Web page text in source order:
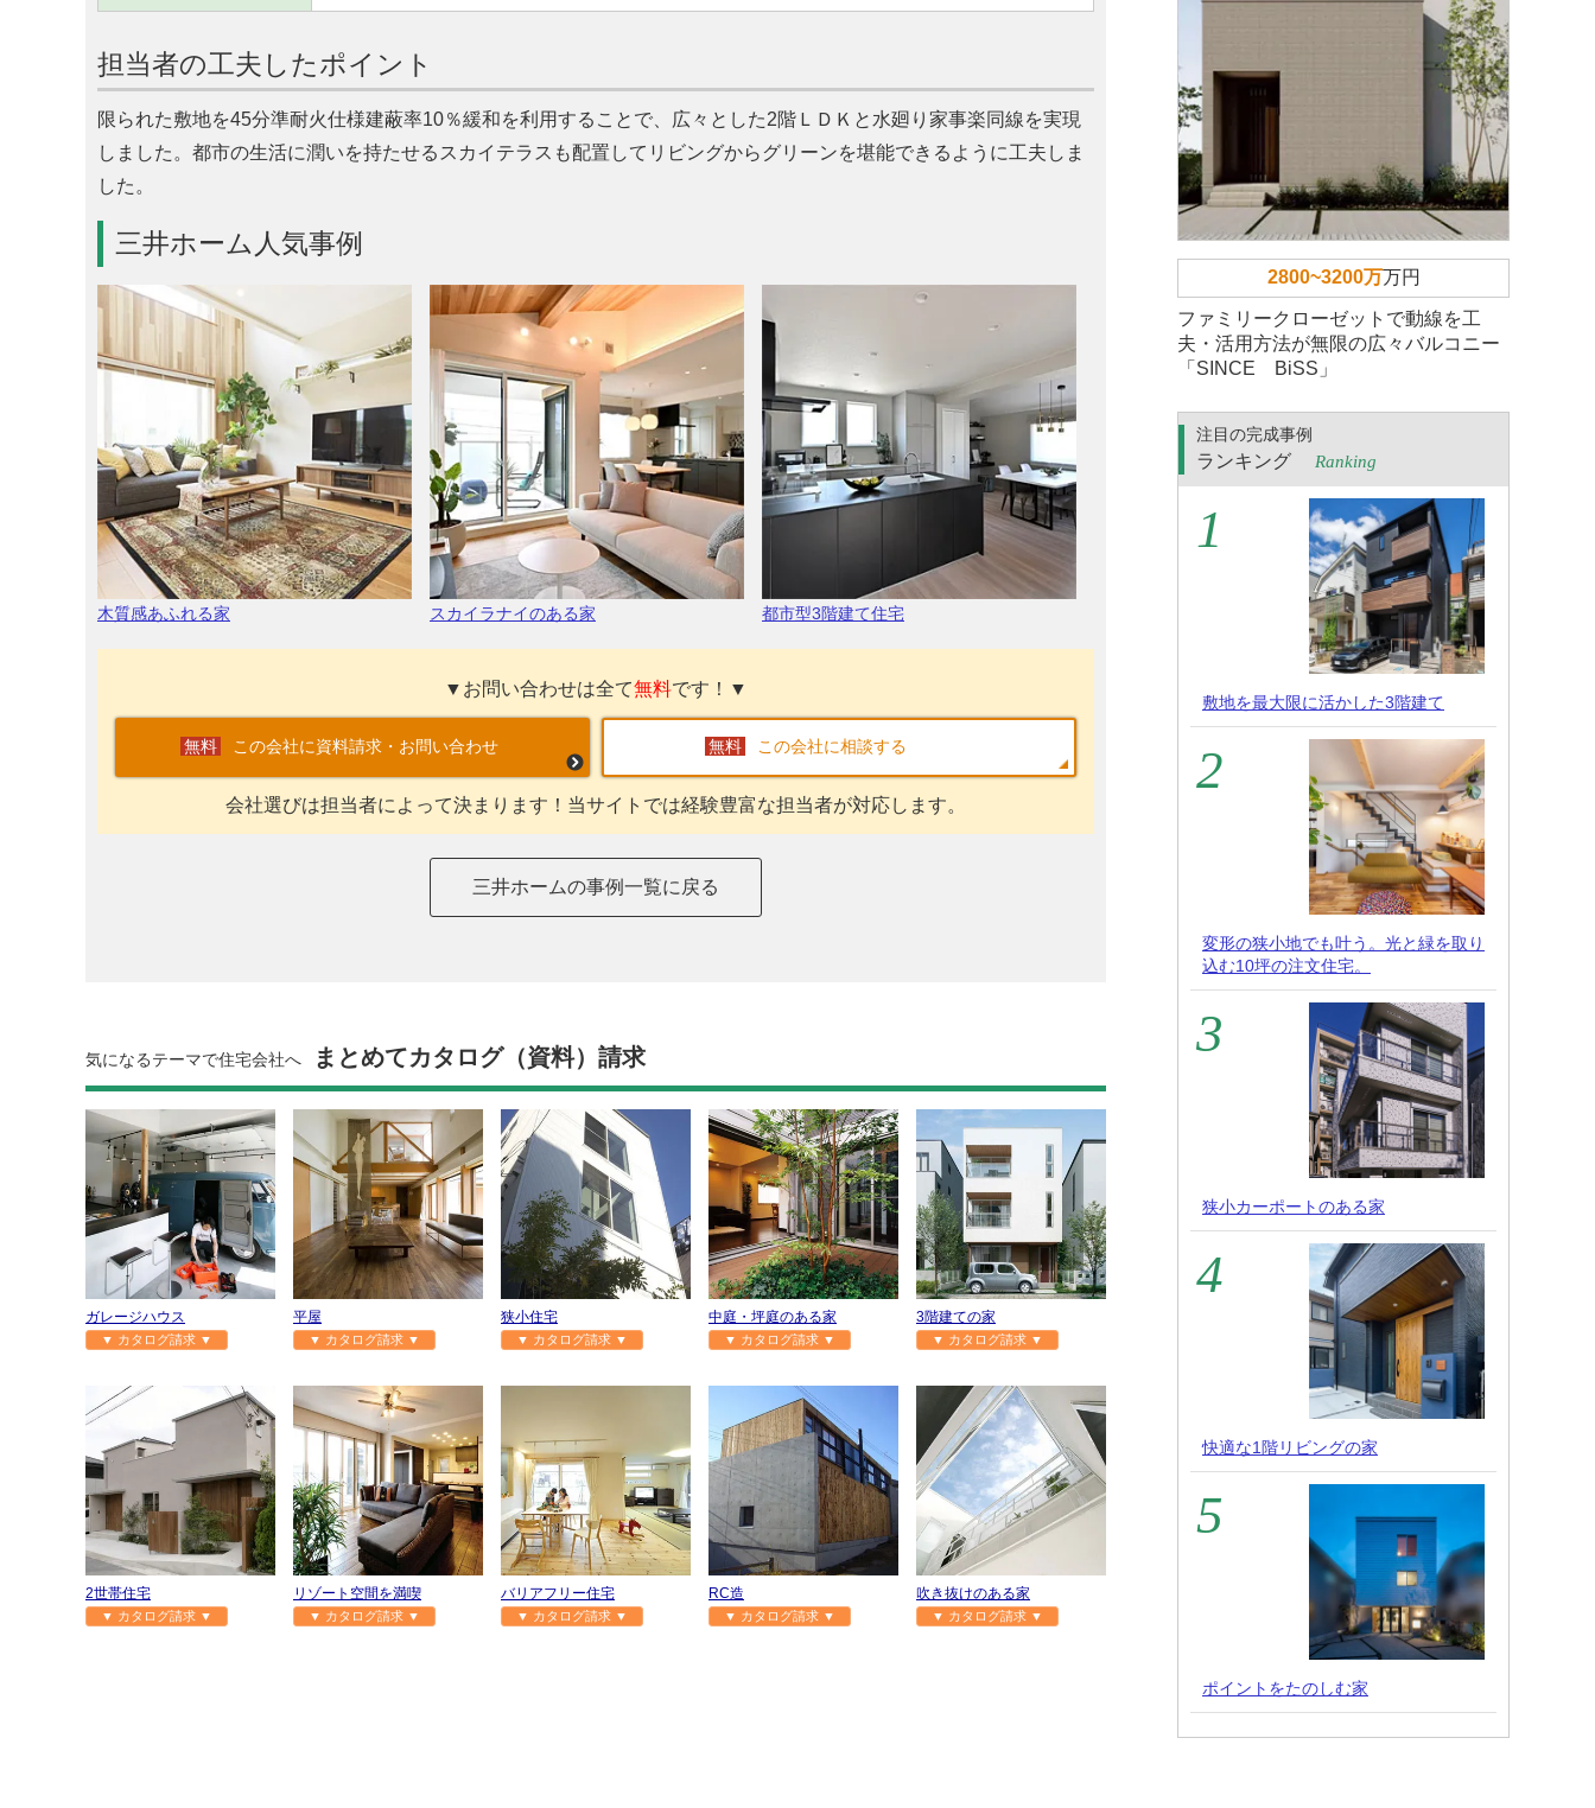
担当者の工夫したポイント
限られた敷地を45分準耐火仕様建蔽率10％緩和を利用することで、広々とした2階ＬＤＫと水廻り家事楽同線を実現
しました。都市の生活に潤いを持たせるスカイテラスも配置してリビングからグリーンを堪能できるように工夫しま
した。
三井ホーム人気事例
木質感あふれる家 スカイラナイのある家 都市型3階建て住宅
▼お問い合わせは全て無料です！▼
この会社に資料請求・お問い合わせ この会社に相談する
会社選びは担当者によって決まります！当サイトでは経験豊富な担当者が対応します。
三井ホームの事例一覧に戻る
気になるテーマで住宅会社へ まとめてカタログ（資料）請求
ガレージハウス
▼ カタログ請求 ▼
平屋
▼ カタログ請求 ▼
狭小住宅
▼ カタログ請求 ▼
中庭・坪庭のある家
▼ カタログ請求 ▼
3階建ての家
▼ カタログ請求 ▼
2世帯住宅
▼ カタログ請求 ▼
リゾート空間を満喫
▼ カタログ請求 ▼
バリアフリー住宅
▼ カタログ請求 ▼
RC造
▼ カタログ請求 ▼
吹き抜けのある家
▼ カタログ請求 ▼
2800~3200万万円
ファミリークローゼットで動線を工
夫・活用方法が無限の広々バルコニー
「SINCE BiSS」
注目の完成事例
ランキング Ranking
敷地を最大限に活かした3階建て
変形の狭小地でも叶う。光と緑を取り
込む10坪の注文住宅。
狭小カーポートのある家
快適な1階リビングの家
ポイントをたのしむ家